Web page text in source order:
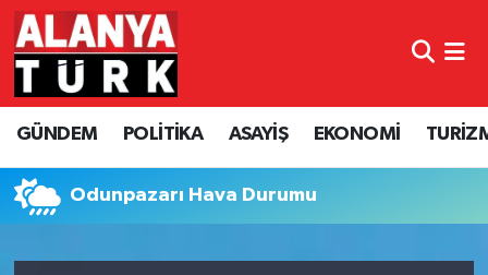
GÜNDEM POLİTİKA ASAYİŞ EKONOMİ
Odunpazarı Hava Durumu
GÜNDEM
POLİTİKA
ASAYİŞ
Nöbetçi Eczaneler
Hava Durumu
Namaz Vakitleri